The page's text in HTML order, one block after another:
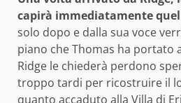
capirà immediatamente
solo dopo e dalla sua voce
piano che Thomas ha portato
Ridge le chiederà perdono
troppo tardi per ricostruire il
quanto accaduto alla Villa di